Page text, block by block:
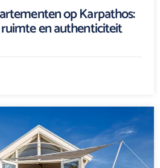
op Karpathos:
en authenticiteit